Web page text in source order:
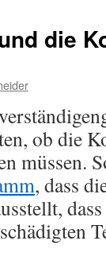
die
ob die
müssen.
, dass